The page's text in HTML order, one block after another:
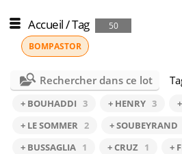
Accueil/Tag
50
BOMPASTOR
Rechercher dans ce lot
+ BOUHADDI 3 + HENRY 3
+ LE SOMMER 2 + SOUBEYRAND
+ BUSSAGLIA 1 + CRUZ 1 +